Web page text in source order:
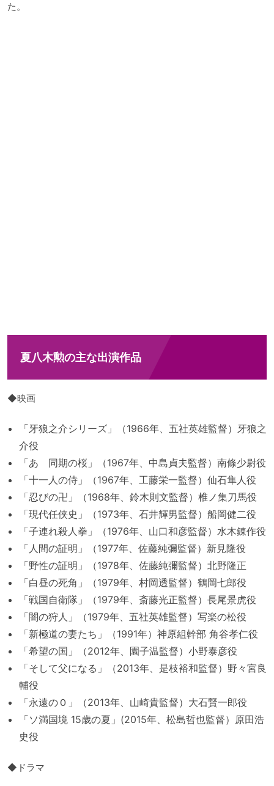
た。
夏八木勲の主な出演作品
◆映画
「牙狼之介シリーズ」（1966年、五社英雄監督）牙狼之
介役
「あゝ同期の桜」（1967年、中島貞夫監督）南條少尉役
「十一人の侍」（1967年、工藤栄一監督）仙石隼人役
「忍びの卍」（1968年、鈴木則文監督）椎ノ集刀馬役
「現代任侠史」（1973年、石井輝男監督）船岡健二役
「子連れ殺人拳」（1976年、山口和彦監督）水木錬作役
「人間の証明」（1977年、佐藤純彌監督）新見隆役
「野性の証明」（1978年、佐藤純彌監督）北野隆正
「白昼の死角」（1979年、村岡透監督）鶴岡七郎役
「戦国自衛隊」（1979年、斎藤光正監督）長尾景虎役
「闇の狩人」（1979年、五社英雄監督）写楽の松役
「新極道の妻たち」（1991年）神原組幹部 角谷孝仁役
「希望の国」（2012年、園子温監督）小野泰彦役
「そして父になる」（2013年、是枝裕和監督）野々宮良
輔役
「永遠の０」（2013年、山崎貴監督）大石賢一郎役
「ソ満国境 15歳の夏」(2015年、松島哲也監督）原田浩
史役
◆ドラマ